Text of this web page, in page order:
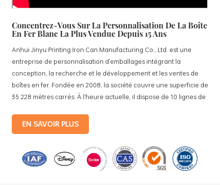
Concentrez-Vous Sur La Personnalisation De La Boîte
En Fer Blanc La Plus Vendue Depuis 15 Ans
Anhui Jinyu Printing Iron Can Manufacturing Co., Ltd. est une
entreprise de personnalisation d'emballages intégrant la
conception, la recherche et le développement et les ventes de
boîtes en fer. Fondée en 2008, la société couvre une superficie de
35 228 mètres carrés. À l'heure actuelle, il dispose de 10 lignes de
entièrement automatisées, avec une production mensuelle de 3,5
millions de boîtes en fer. Les produits de la société comprennent :
le thé, des boîtes en fer blanc pour cosmétiques, des boîtes en fer
blanc pour cadeaux promotionnels et des plateaux en fer blanc,
EN SAVOIR PLUS